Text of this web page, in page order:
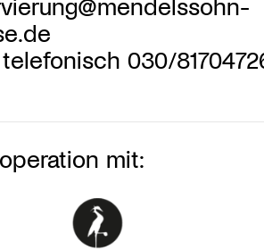
030/
mit: